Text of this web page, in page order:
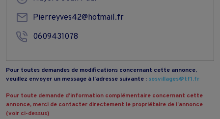
Pierreyves42@hotmail.fr
0609431078
Pour toutes demandes de modifications concernant cette annonce,
veuillez envoyer un message à l’adresse suivante : sosvillages@tf1.fr
Pour toute demande d’information complémentaire concernant cette
annonce, merci de contacter directement le propriétaire de l’annonce
(voir ci-dessus)